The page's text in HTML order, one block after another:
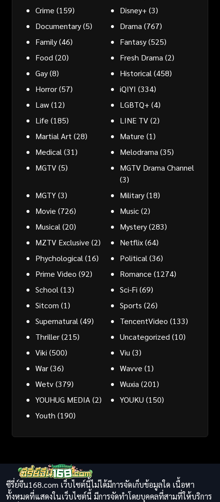
Crime (159) Disney+ (3)
Documentary(5) Drama (767)
Family(46) Fantasy(525)
Food (20) Fresh Drama (2)
Gay(8) Historical (458)
Horror(57) iQIYI (334)
Law(12) LGBTQ+ (4)
Life (185) LINE TV(2)
Martial Art (28) Mature (1)
Medical (31) Melodrama (35)
MGTV(5)
MGTV Drama Channel
(3)
MGTY(3) Military(18)
Movie (726) Music(2)
Musical (20) Mystery(283)
MZTV Exclusive (2) Netflix(64)
Phychological (16) Political (36)
Prime Video (92) Romance (1274)
School (13) Sci-Fi (69)
Sitcom (1) Sports (26)
Supernatural (49) TencentVideo (133)
Thriller(215) Uncategorized (10)
Viki (500) Viu (3)
War(36) Wavve (1)
Wetv(379) Wuxia (201)
YOUHUG MEDIA (2) YOUKU (150)
Youth (190)
ซีรี่ย์จีน168.com เว็บไซต์นี้ไม่ได้มีการจัดเก็บข้อมูลใด เนื้อหา
ทั้งหมดที่แสดงในเว็บไซต์นี้ มีการจัดทำโดยบุคคลที่สามที่ให้บริการ